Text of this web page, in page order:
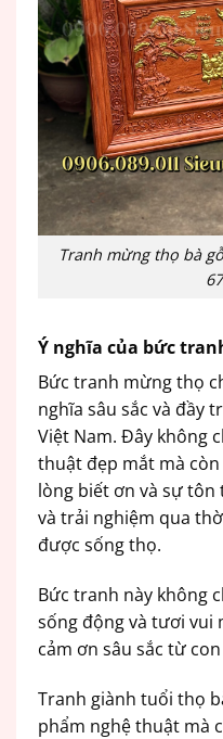
Tranh mừng thọ bà
Ý nghĩa của bức
Bức tranh mừng thọ
nghĩa sâu sắc và đầy
Việt Nam. Đây không
thuật đẹp mắt mà
lòng biết ơn và sự
và trải nghiệm qua
được sống thọ.
Bức tranh này không
sống động và tươi vui
cảm ơn sâu sắc từ
Tranh giành tuổi thọ
phẩm nghệ thuật mà